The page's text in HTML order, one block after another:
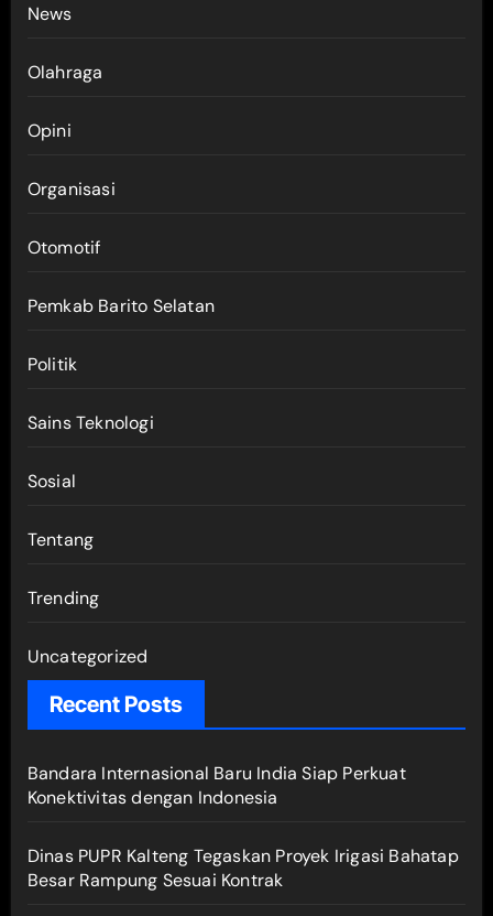
News
Olahraga
Opini
Organisasi
Otomotif
Pemkab Barito Selatan
Politik
Sains Teknologi
Sosial
Tentang
Trending
Uncategorized
Recent Posts
Bandara Internasional Baru India Siap Perkuat
Konektivitas dengan Indonesia
Dinas PUPR Kalteng Tegaskan Proyek Irigasi Bahatap
Besar Rampung Sesuai Kontrak